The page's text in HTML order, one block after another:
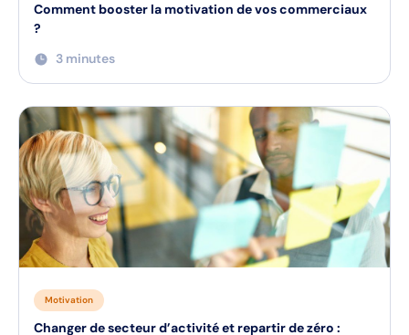
Comment booster la motivation de vos commerciaux
?
3 minutes
Motivation
Changer de secteur d’activité et repartir de zéro :